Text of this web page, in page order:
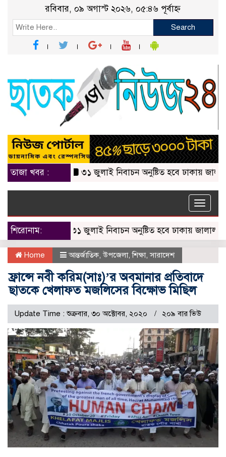
রবিবার, ০৯ অগাস্ট ২০২৬, ০৫:৪৬ পূর্বাহ্ন
Search
তাজা খবর : ৩১ জুলাই নিবাচন অনু‌ষ্টিত হ‌বে ঢাকায়
Toggle
শিরোনাম:
৩১ জুলাই নিবাচন অনু‌ষ্টিত হ‌বে ঢাকায় জালালাবাদ
Home আন্তর্জাতিক,উপজেলা,শিক্ষা,সারাদেশ
ফ্রান্সে নবী করিম(সাঃ)’র অবমানার প্রতিবাদে
ছাতকে খেলাফত মজলিসের বিক্ষোভ মিছিল
Update Time : শুক্রবার, ৩০ অক্টোবর, ২০২০ ২০৯ বার ভিউ